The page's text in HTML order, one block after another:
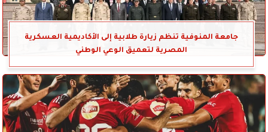
جامعة المنوفية تنظم زيارة طلابية إلى الأكاديمية العسكرية
المصرية لتعميق الوعي الوطني